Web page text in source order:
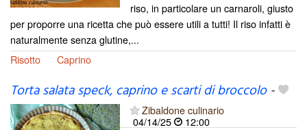
riso, in particolare un carnaroli, giusto
per proporre una ricetta che può essere utili a tutti! Il riso infatti è
naturalmente senza glutine,...
Risotto
Caprino
Torta salata speck, caprino e scarti di broccolo-
Zibaldone culinario
04/14/25
12:00